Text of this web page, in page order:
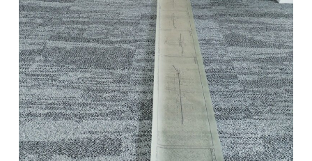
Agences
Filiales
Engagements
Actualités
Nous rejoindre